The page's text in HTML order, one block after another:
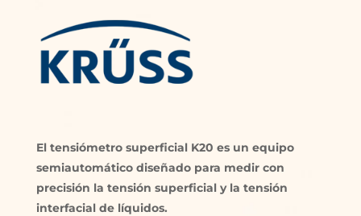
El tensiómetro superficial K20 es un equipo
semiautomático diseñado para medir con
precisión la tensión superficial y la tensión
interfacial de líquidos.